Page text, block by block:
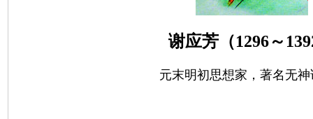
谢应芳（1296～
元末明初思想家，著名无